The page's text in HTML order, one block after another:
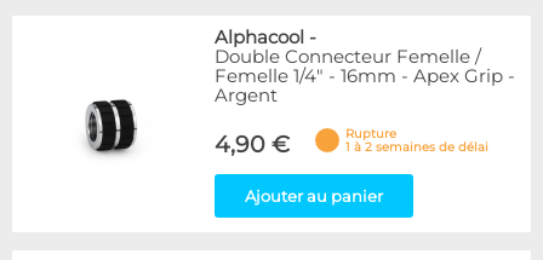
Alphacool -
Double Connecteur Femelle /
Femelle 1/4" - 16mm - Apex Grip -
Argent
4,90 €
Rupture
1 à 2 semaines de délai
Ajouter au panier